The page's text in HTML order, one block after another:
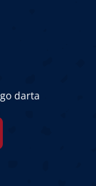
darta